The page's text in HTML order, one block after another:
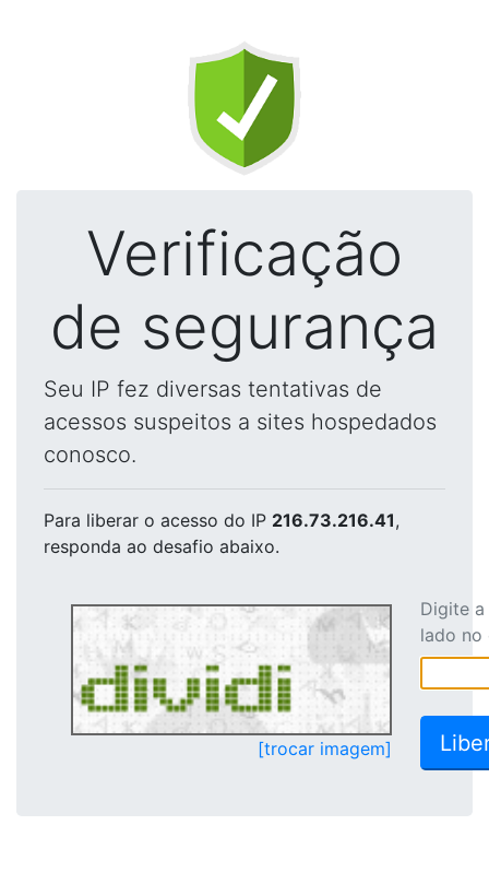
Verificação
de segurança
Seu IP fez diversas tentativas de
acessos suspeitos a sites hospedados
conosco.
Para liberar o acesso do IP 216.73.216.41,
responda ao desafio abaixo.
[trocar imagem]
Digite
lado no